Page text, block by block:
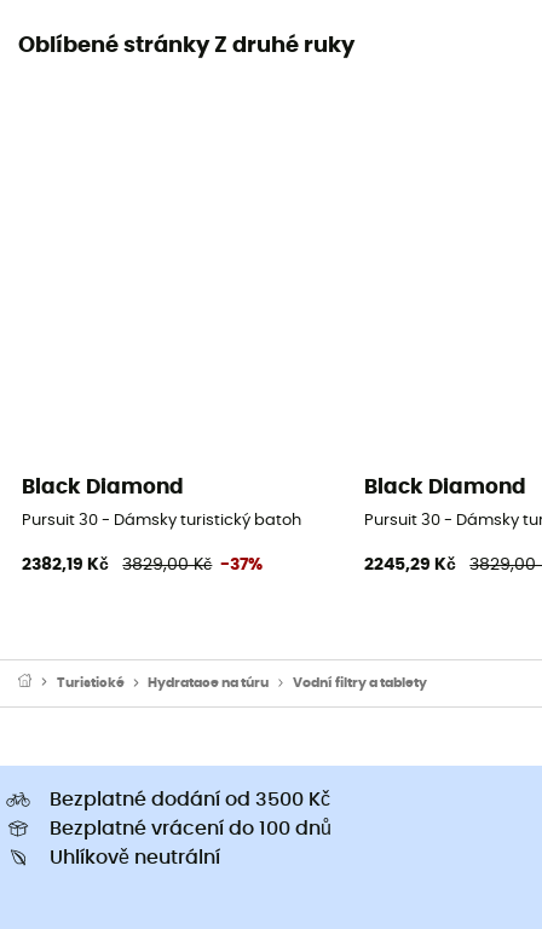
Oblíbené stránky Z druhé ruky
Black Diamond
Pursuit 30 - Dámsky turistický batoh
2382,19 Kč 3829,00 Kč -37%
Black Diamond
Pursuit 30 - Dámsky
2245,29 Kč 3829,00
Turistické Hydratace na túru Vodní filtry a tablety
Bezplatné dodání od 3500 Kč
Bezplatné vrácení do 100 dnů
Uhlíkově neutrální